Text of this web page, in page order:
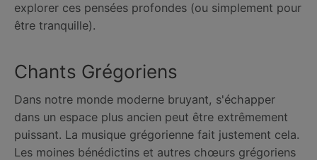
explorer ces pensées profondes (ou simplement pour
être tranquille).
Chants Grégoriens
Dans notre monde moderne bruyant, s'échapper
dans un espace plus ancien peut être extrêmement
puissant. La musique grégorienne fait justement cela.
Les moines bénédictins et autres chœurs grégoriens